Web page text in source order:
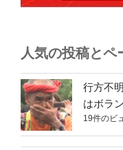
人気の投稿とペ
行方不
はボラ
19件のビ